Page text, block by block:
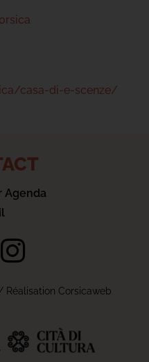
casa-di-e-scenze/
Agenda
Corsicaweb